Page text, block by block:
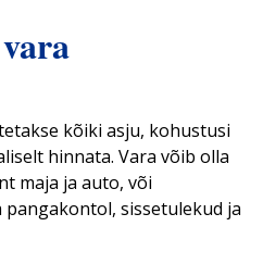
kõiki asju, kohustusi
hinnata. Vara võib olla
maja ja auto, või
sissetulekud ja